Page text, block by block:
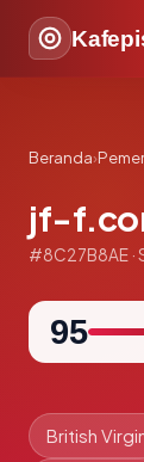
Beranda›
jf-
#8C27B8AE ·
95
British